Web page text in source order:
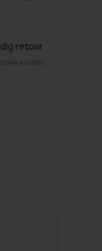
retour